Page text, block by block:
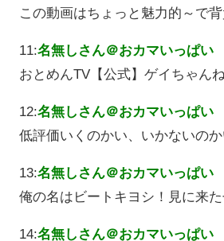
この動画はちょっと魅力的～で
11:名無しさん＠おカマいっぱい
おとめんTV【公式】ゲイちゃん
12:名無しさん＠おカマいっぱい
低評価いくのかい、いかないの
13:名無しさん＠おカマいっぱい
俺の名はビートキヨシ！見に来た
14:名無しさん＠おカマいっぱい